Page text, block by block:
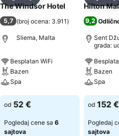
The Windsor Hotel
5,7 (broj ocena: 3.911)
Sliema, Malta
Besplatan WiFi
Bazen
Spa
Pogledaj cene
od 52 €
Pogledaj cene sa 6
sajtova
Hilton
9,2
Sent
grada:
Bazen
Spa
Pogledaj
od 152 €
Pogledaj
sajtova